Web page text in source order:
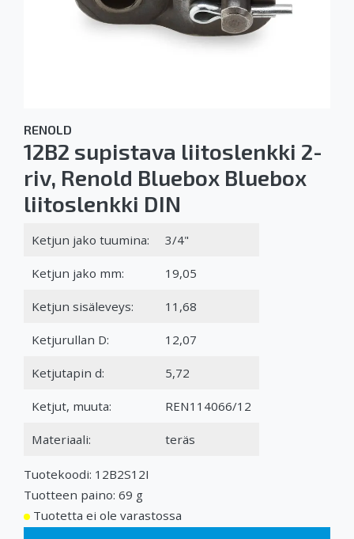
RENOLD
12B2 supistava liitoslenkki 2-
riv, Renold Bluebox Bluebox
liitoslenkki DIN
Ketjun jako tuumina: 3/4"
Ketjun jako mm: 19,05
Ketjun sisäleveys: 11,68
Ketjurullan D: 12,07
Ketjutapin d: 5,72
Ketjut, muuta: REN114066/12
Materiaali: teräs
Tuotekoodi: 12B2S12I
Tuotteen paino: 69 g
Tuotetta ei ole varastossa